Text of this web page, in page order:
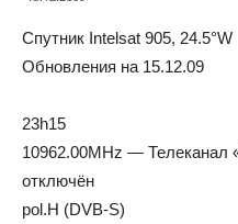
Спутник Intelsat 905, 24.5°W
Обновления на 15.12.09
23h15
10962.00MHz — Телеканал
отключён
pol.H (DVB-S)